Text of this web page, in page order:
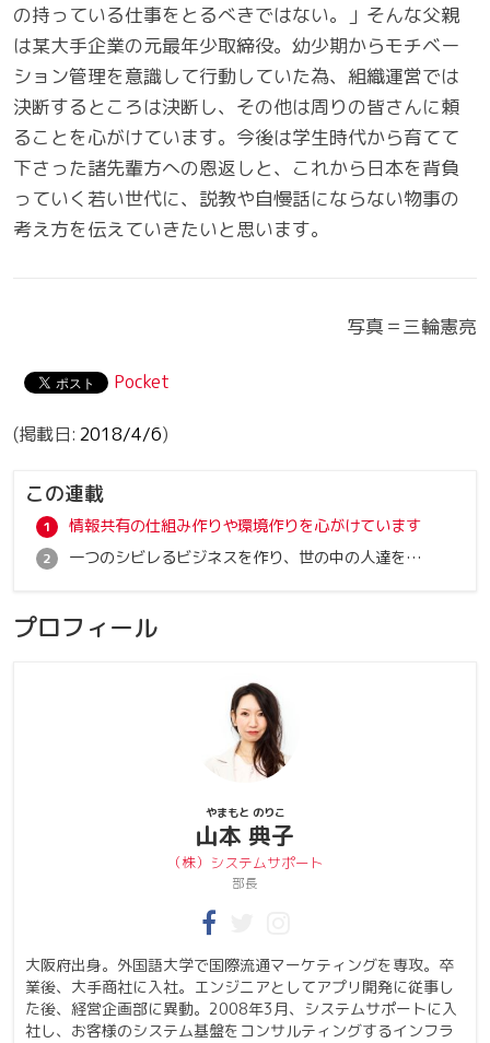
の持っている仕事をとるべきではない。」そんな父親
は某大手企業の元最年少取締役。幼少期からモチベー
ション管理を意識して行動していた為、組織運営では
決断するところは決断し、その他は周りの皆さんに頼
ることを心がけています。今後は学生時代から育てて
下さった諸先輩方への恩返しと、これから日本を背負
っていく若い世代に、説教や自慢話にならない物事の
考え方を伝えていきたいと思います。
写真＝三輪憲亮
Pocket
2018/4/6
この連載
情報共有の仕組み作りや環境作りを心がけています
一つのシビレるビジネスを作り、世の中の人達を幸せに
プロフィール
山本 典子
やまもと のりこ
（株）システムサポート
部長
大阪府出身。外国語大学で国際流通マーケティングを専攻。卒
業後、大手商社に入社。エンジニアとしてアプリ開発に従事し
た後、経営企画部に異動。2008年3月、システムサポートに入
社し、お客様のシステム基盤をコンサルティングするインフラ